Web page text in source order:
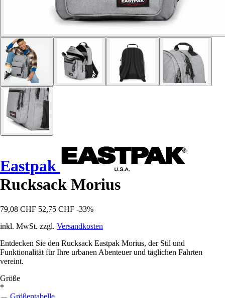
Eastpak
Rucksack Morius
79,08 CHF 52,75 CHF -33%
inkl. MwSt. zzgl. Versandkosten
Entdecken Sie den Rucksack Eastpak Morius, der Stil und
Funktionalität für Ihre urbanen Abenteuer und täglichen Fahrten
vereint.
Größe
*
Größentabelle